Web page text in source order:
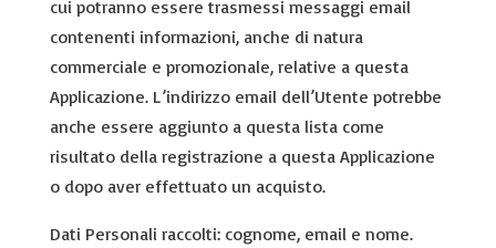
cui potranno essere trasmessi messaggi email
contenenti informazioni, anche di natura
commerciale e promozionale, relative a questa
Applicazione. L’indirizzo email dell’Utente potrebbe
anche essere aggiunto a questa lista come
risultato della registrazione a questa Applicazione
o dopo aver effettuato un acquisto.
Dati Personali raccolti: cognome, email e nome.